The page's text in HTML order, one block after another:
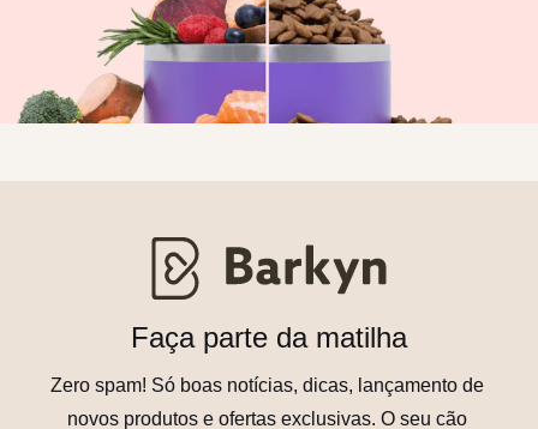
Faça parte da matilha
Zero spam! Só boas notícias, dicas, lançamento de
novos produtos e ofertas exclusivas. O seu cão